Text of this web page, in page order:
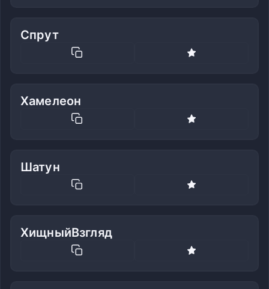
Спрут
Хамелеон
Шатун
ХищныйВзгляд